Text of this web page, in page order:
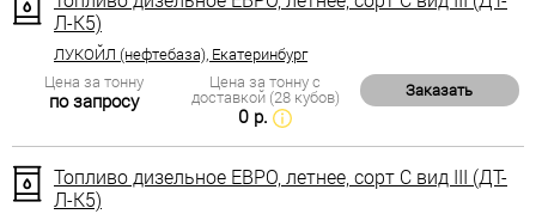
Л-К5)
ЛУКОЙЛ (нефтебаза), Екатеринбург
Цена за тонну
по запросу
Цена за тонну с
доставкой (28 кубов)
0 р.
Заказать
Топливо дизельное ЕВРО, летнее, сорт С вид III (ДТ-
Л-К5)